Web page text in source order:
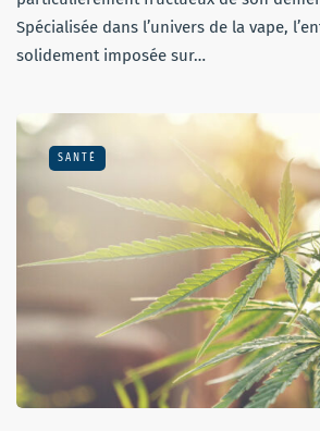
Spécialisée dans l’univers de la vape,
solidement imposée sur…
SANTÉ